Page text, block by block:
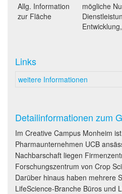
Allg. Information
zur Fläche
mögliche
Links
weitere Informationen
Detailinformationen zum
Im Creative Campus Monheim
Pharmaunternehmen UCB
Nachbarschaft liegen
Forschungszentrum von Crop
Darüber hinaus haben mehrere
LifeScience-Branche Büros und